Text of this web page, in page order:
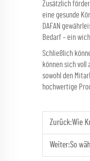
Zusätzlich
eine gesunde
DAFAN
Bedarf – ein
Schließlich
können sich voll
sowohl den
hochwertige
Zurück:Wie
Weiter:So